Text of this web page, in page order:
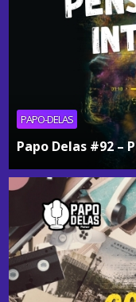
PAPO-DELAS
Papo Delas #92 –